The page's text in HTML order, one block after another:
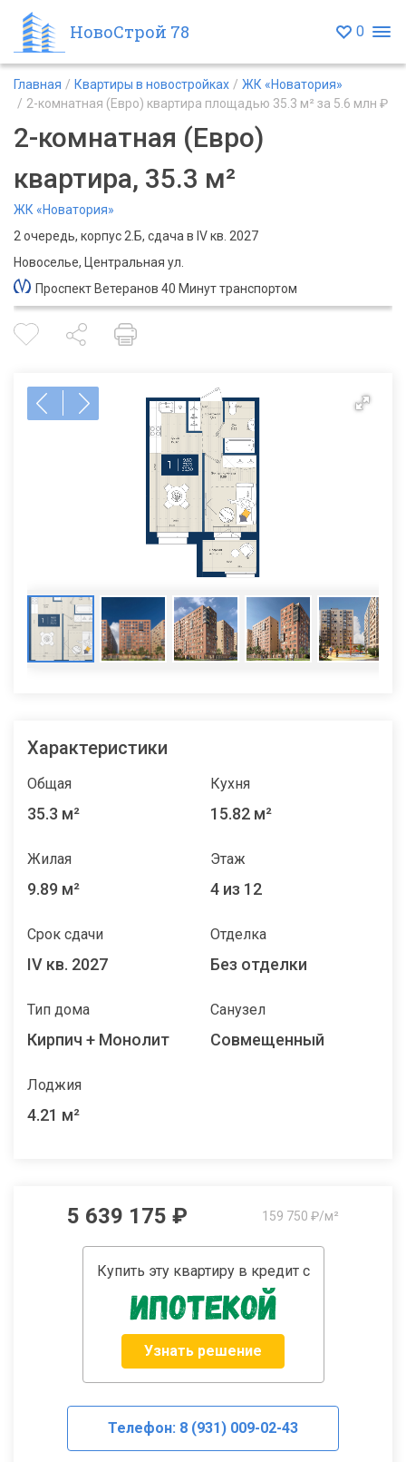
НовоСтрой 78 0
Главная Квартиры в новостройках
ЖК «Новатория»
2-комнатная (Евро) квартира площадью 35.3 м² за 5.6 млн ₽
2-комнатная (Евро)
квартира, 35.3 м²
ЖК «Новатория»
2 очередь, корпус 2.Б, сдача в IV кв. 2027
Новоселье, Центральная ул.
Проспект Ветеранов 40 Минут транспортом
Характеристики
Общая
35.3 м²
Кухня
15.82 м²
Жилая
9.89 м²
Этаж
4 из 12
Срок сдачи
IV кв. 2027
Отделка
Без отделки
Тип дома
Кирпич + Монолит
Санузел
Совмещенный
Лоджия
4.21 м²
5 639 175 ₽ 159 750 ₽/м²
Купить эту квартиру в кредит с
Узнать решение
Телефон: 8 (931) 009-02-43